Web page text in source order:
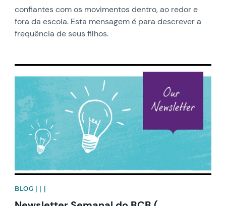
confiantes com os movimentos dentro, ao redor e
fora da escola. Esta mensagem é para descrever a
frequência de seus filhos.
News image
BLOG | | |